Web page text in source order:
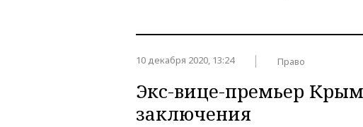
10 декабря 2020, 13:24 Право
Экс-вице-премьер
заключения